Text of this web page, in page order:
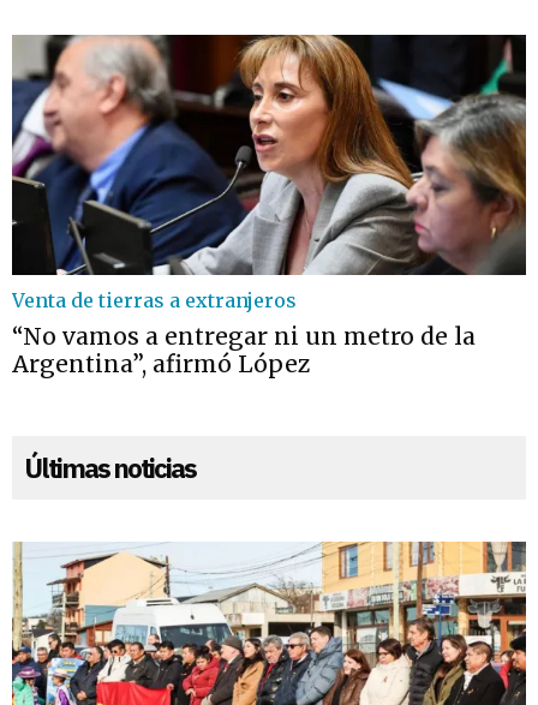
Venta de tierras a extranjeros
“No vamos a entregar ni un metro de la
Argentina”, afirmó López
Últimas noticias